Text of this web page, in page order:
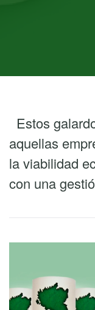
Estos
aquellas
la viabilidad
con una